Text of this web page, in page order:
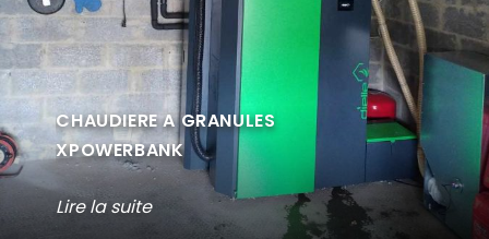
CHAUDIERE A GRANULES
XPOWERBANK
Lire la suite